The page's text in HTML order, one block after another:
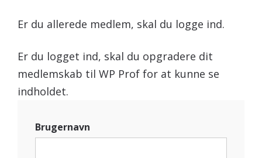
Er du allerede medlem, skal du logge ind.
Er du logget ind, skal du opgradere dit
medlemskab til WP Prof for at kunne se
indholdet.
Brugernavn